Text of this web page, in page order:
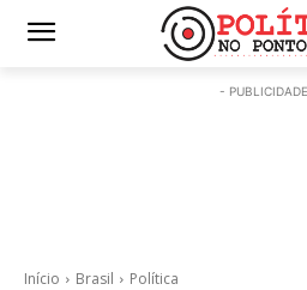
-
Início Brasil Política